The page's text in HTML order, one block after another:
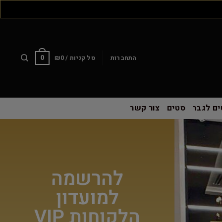
התחברות סל קניות / ₪0
0
לגבר סטים צור קשר
להרשמה
למועדון